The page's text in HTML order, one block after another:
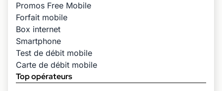
Promos Free Mobile
Forfait mobile
Box internet
Smartphone
Test de débit mobile
Carte de débit mobile
Top opérateurs